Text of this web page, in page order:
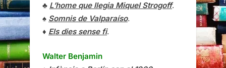
♣ L’home que llegia Miquel Strogoff.
♠ Somnis de Valparaíso.
♦ Els dies sense fi.
Walter Benjamin